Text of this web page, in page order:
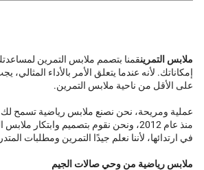
ملابس التمرينقمنا بتصمم ملابس التمرين
إمكاناتك. لأنه عندما يتعلق الأمر بالأداء
على الأقل من ناحية ملابس التمرين.
عملية ومريحة، نحن نصنع ملابس رياضية تسمح لك
منذ عام 2012، ونحن نقوم بتصميم وابتكار
في ارتدائها، لأننا نعلم جيدًا التمرين ومطلبات
ملابس رياضية من وحي صالات الجيم